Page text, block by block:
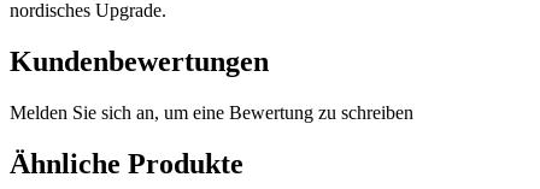
nordisches Upgrade.
Kundenbewertungen
Melden Sie sich an, um eine Bewertung zu schreiben
Ähnliche Produkte